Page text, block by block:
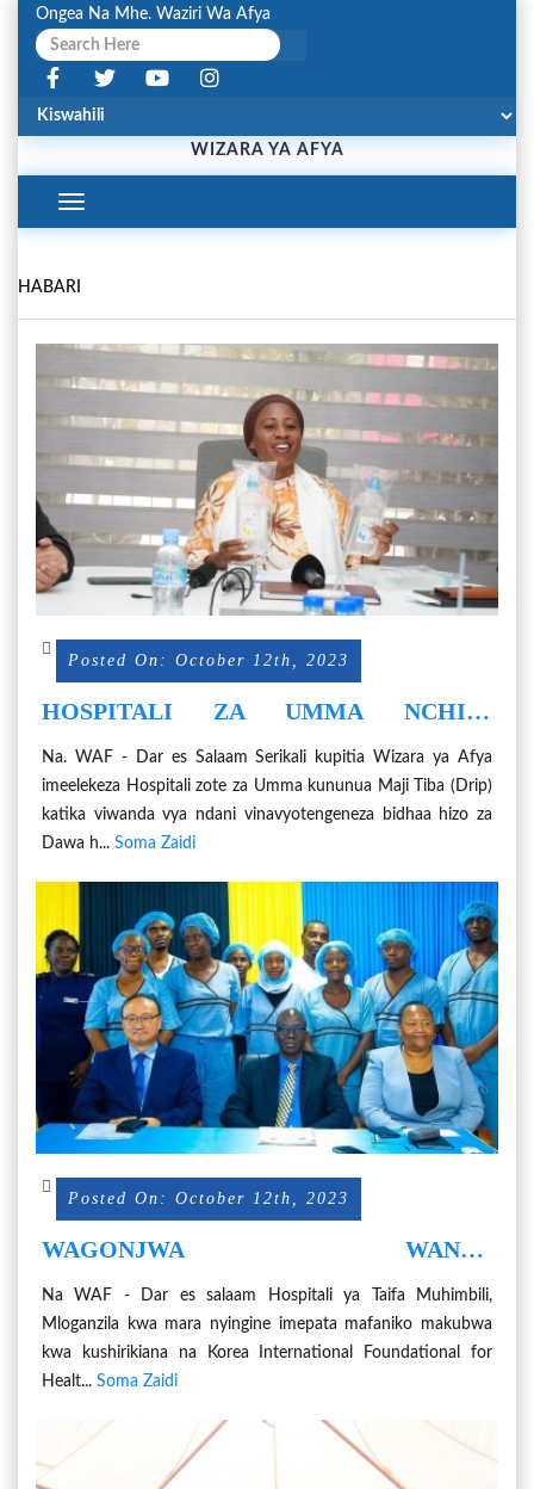
Ongea Na Mhe. Waziri Wa Afya
WIZARA YA AFYA
Toggle
Navigation
HABARI
Posted On: October 12th, 2023
HOSPITALI ZA UMMA NCHINI
(DRIP) KATIKA VIWANDA VYA NDANI
Na. WAF - Dar es Salaam Serikali kupitia Wizara ya Afya
imeelekeza Hospitali zote za Umma kununua Maji Tiba (Drip)
katika viwanda vya ndani vinavyotengeneza bidhaa hizo za
Dawa h... Soma Zaidi
Posted On: October 12th, 2023
WAGONJWA WANNE
MLONGANZILA WARUHUSIWA
Na WAF - Dar es salaam Hospitali ya Taifa Muhimbili,
Mloganzila kwa mara nyingine imepata mafaniko makubwa
kwa kushirikiana na Korea International Foundational for
Healt... Soma Zaidi